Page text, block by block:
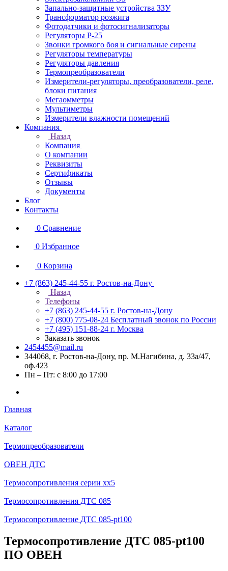
Запально-защитные устройства ЗЗУ
Трансформатор розжига
Фотодатчики и фотосигнализаторы
Регуляторы Р-25
Звонки громкого боя и сигнальные сирены
Регуляторы температуры
Регуляторы давления
Термопреобразователи
Измерители-регуляторы, преобразователи, реле,
блоки питания
Мегаомметры
Мультиметры
Измерители влажности помещений
Компания
Назад
Компания
О компании
Реквизиты
Сертификаты
Отзывы
Документы
Блог
Контакты
0 Сравнение
0 Избранное
0 Корзина
+7 (863) 245-44-55 г. Ростов-на-Дону
Назад
Телефоны
+7 (863) 245-44-55 г. Ростов-на-Дону
+7 (800) 775-08-24 Бесплатный звонок по России
+7 (495) 151-88-24 г. Москва
Заказать звонок
2454455@mail.ru
344068, г. Ростов-на-Дону, пр. М.Нагибина, д. 33а/47,
оф.423
Пн – Пт: с 8:00 до 17:00
Главная
Каталог
Термопреобразователи
ОВЕН ДТС
Термосопротивления серии хх5
Термосопротивления ДТС 085
Термосопротивление ДТС 085-pt100
Термосопротивление ДТС 085-pt100
ПО ОВЕН